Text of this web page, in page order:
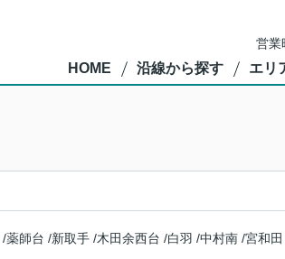
営
HOME 沿線から探す エリ
/薬師台 /新取手 /木田余西台 /白羽 /中村南 /宮和田